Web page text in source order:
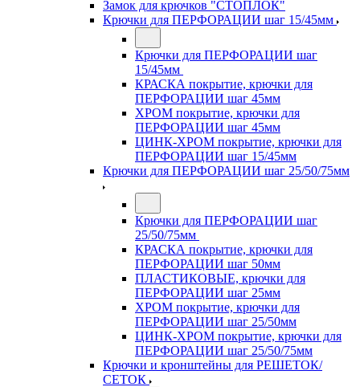
Замок для крючков "СТОПЛОК"
Крючки для ПЕРФОРАЦИИ шаг 15/45мм
Крючки для ПЕРФОРАЦИИ шаг
15/45мм
КРАСКА покрытие, крючки для
ПЕРФОРАЦИИ шаг 45мм
ХРОМ покрытие, крючки для
ПЕРФОРАЦИИ шаг 45мм
ЦИНК-ХРОМ покрытие, крючки для
ПЕРФОРАЦИИ шаг 15/45мм
Крючки для ПЕРФОРАЦИИ шаг 25/50/75мм
Крючки для ПЕРФОРАЦИИ шаг
25/50/75мм
КРАСКА покрытие, крючки для
ПЕРФОРАЦИИ шаг 50мм
ПЛАСТИКОВЫЕ, крючки для
ПЕРФОРАЦИИ шаг 25мм
ХРОМ покрытие, крючки для
ПЕРФОРАЦИИ шаг 25/50мм
ЦИНК-ХРОМ покрытие, крючки для
ПЕРФОРАЦИИ шаг 25/50/75мм
Крючки и кронштейны для РЕШЕТОК/
СЕТОК